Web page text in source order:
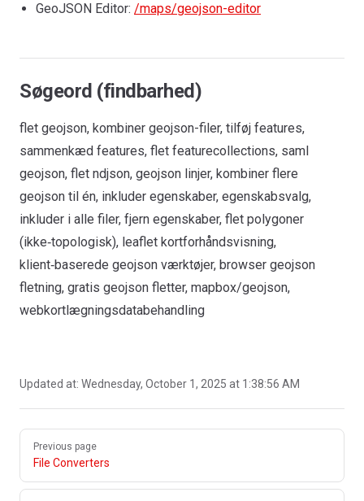
GeoJSON Editor: /maps/geojson-editor
Søgeord (findbarhed)
flet geojson, kombiner geojson-filer, tilføj features,
sammenkæd features, flet featurecollections, saml
geojson, flet ndjson, geojson linjer, kombiner flere
geojson til én, inkluder egenskaber, egenskabsvalg,
inkluder i alle filer, fjern egenskaber, flet polygoner
(ikke‑topologisk), leaflet kortforhåndsvisning,
klient‑baserede geojson værktøjer, browser geojson
fletning, gratis geojson fletter, mapbox/geojson,
webkortlægningsdatabehandling
Updated at: Wednesday, October 1, 2025 at 1:38:56 AM
Pager
Previous page
File Converters